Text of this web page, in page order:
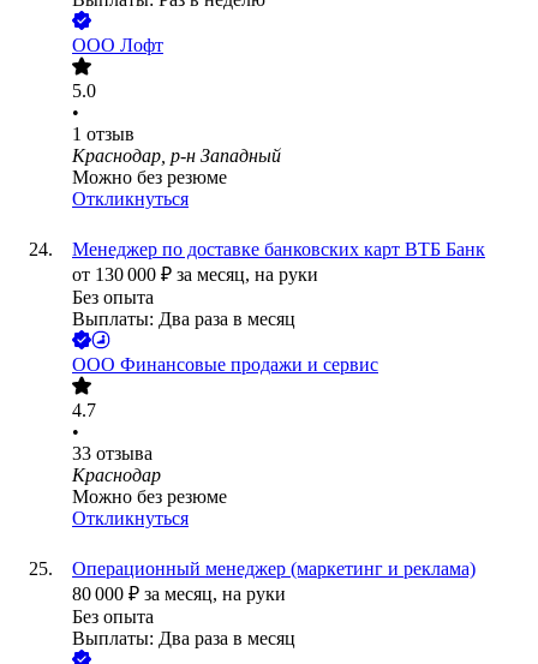
ООО Лофт
5.0
•
1 отзыв
Краснодар, р-н Западный
Можно без резюме
Откликнуться
Менеджер по доставке банковских карт ВТБ Банк
от 130 000 ₽ за месяц, на руки
Без опыта
Выплаты: Два раза в месяц
ООО Финансовые продажи и сервис
4.7
•
33 отзыва
Краснодар
Можно без резюме
Откликнуться
Операционный менеджер (маркетинг и реклама)
80 000 ₽ за месяц, на руки
Без опыта
Выплаты: Два раза в месяц